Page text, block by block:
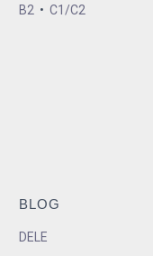
B2 • C1/C2
BLOG
DELE